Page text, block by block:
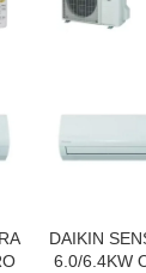
DAIKIN
6.0/6.4KW